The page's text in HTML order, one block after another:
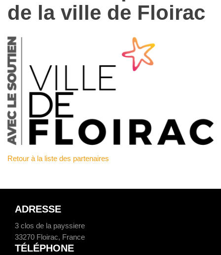
de la ville de Floirac
Retour à la liste des partenaires
ADRESSE
3 clos de la payssiere
33270 Floirac, France
TÉLÉPHONE